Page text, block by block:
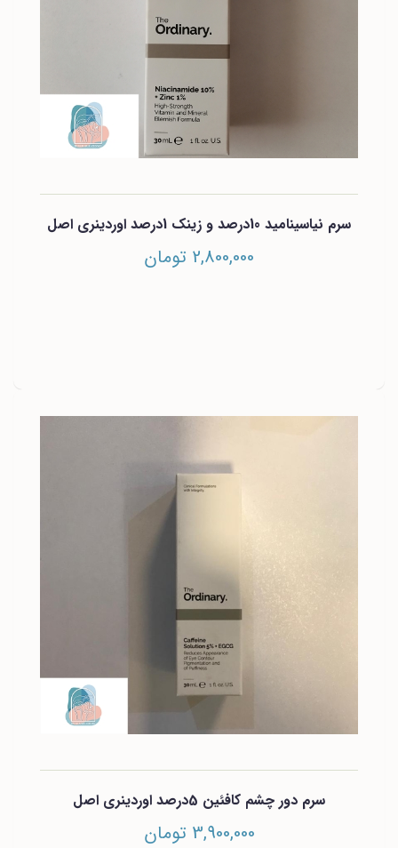
سرم نیاسینامید 10درصد و زینک 1درصد اوردینری اصل
2,800,000 تومان
سرم دور چشم کافئین 5درصد اوردینری اصل
3,900,000 تومان